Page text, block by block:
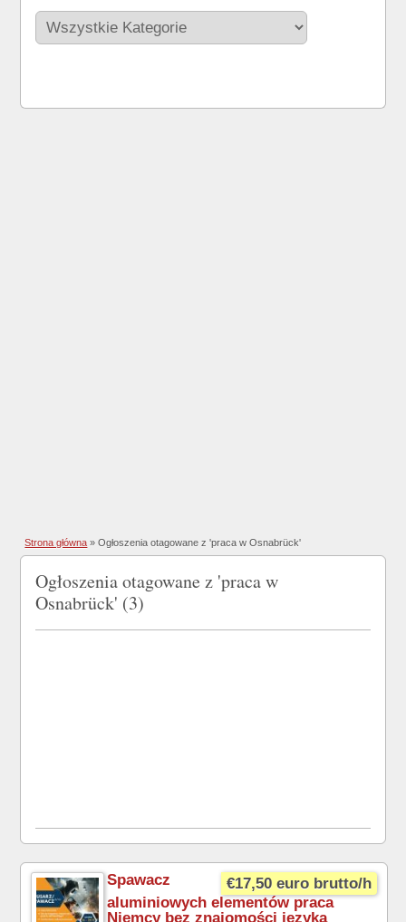
Strona główna »Ogłoszenia otagowane z 'praca w Osnabrück'
Ogłoszenia otagowane z 'praca w
Osnabrück' (3)
€17,50 euro brutto/h
Spawacz
aluminiowych elementów praca
Niemcy bez znajomości języka